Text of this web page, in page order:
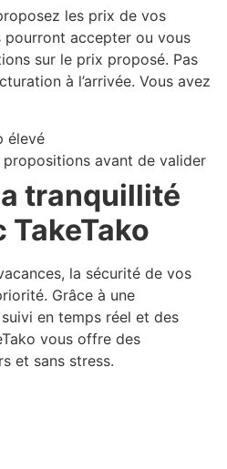
les prix de vos
pourront accepter ou vous
sur le prix proposé. Pas
à l’arrivée. Vous avez
élevé
propositions avant de valider
tranquillité
TakeTako
la sécurité de vos
Grâce à une
en temps réel et des
vous offre des
et sans stress.